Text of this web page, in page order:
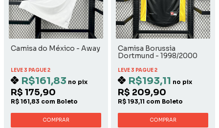
Camisa do México - Away
LEVE 3 PAGUE 2
R$161,83 no pix
R$ 175,90
R$ 161,83 com Boleto
COMPRAR
Camisa Borussia
Dortmund - 1998/2000
LEVE 3 PAGUE 2
R$193,11 no pix
R$ 209,90
R$ 193,11 com Boleto
COMPRAR